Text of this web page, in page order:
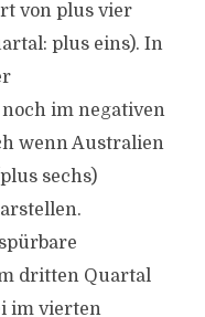
von plus vier
plus eins). In
im negativen
wenn Australien
sechs)
dritten Quartal
im vierten